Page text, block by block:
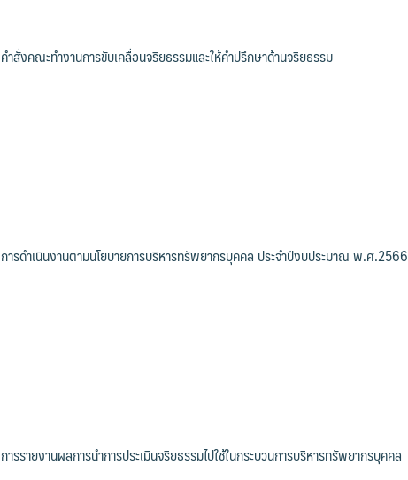
คำสั่งคณะทำงานการขับเคลื่อนจริยธรรมและให้คำปรึกษาด้านจริยธรรม
การดำเนินงานตามนโยบายการบริหารทรัพยากรบุคคล ประจำปีงบประมาณ พ.ศ.2566
การรายงานผลการนำการประเมินจริยธรรมไปใช้ในกระบวนการบริหารทรัพยากรบุคคล